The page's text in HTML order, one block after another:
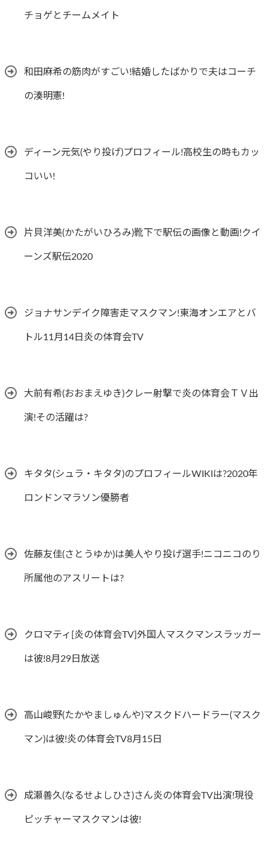
チョゲとチームメイト
和田麻希の筋肉がすごい!結婚したばかりで夫はコーチ
の湊明憲!
ディーン元気(やり投げ)プロフィール!高校生の時もカッ
コいい!
片貝洋美(かたがいひろみ)靴下で駅伝の画像と動画!クイ
ーンズ駅伝2020
ジョナサンデイク障害走マスクマン!東海オンエアとバ
トル11月14日炎の体育会TV
大前有希(おおまえゆき)クレー射撃で炎の体育会ＴＶ出
演!その活躍は?
キタタ(シュラ・キタタ)のプロフィールWIKIは?2020年
ロンドンマラソン優勝者
佐藤友佳(さとうゆか)は美人やり投げ選手!ニコニコのり
所属他のアスリートは?
クロマティ[炎の体育会TV]外国人マスクマンスラッガー
は彼!8月29日放送
高山峻野(たかやましゅんや)マスクドハードラー(マスク
マン)は彼!炎の体育会TV8月15日
成瀬善久(なるせよしひさ)さん炎の体育会TV出演!現役
ピッチャーマスクマンは彼!